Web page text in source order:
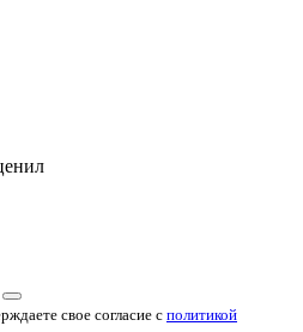
свое согласие с политикой